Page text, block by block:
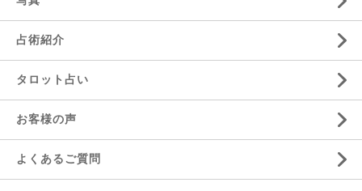
占術紹介
タロット占い
お客様の声
よくあるご質問